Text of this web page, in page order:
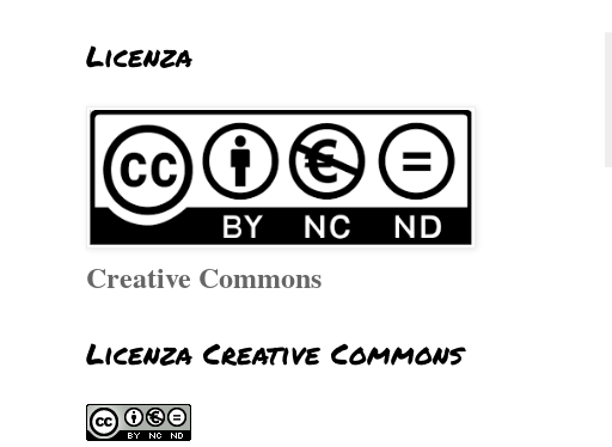
Licenza
Creative Commons
Licenza Creative Commons